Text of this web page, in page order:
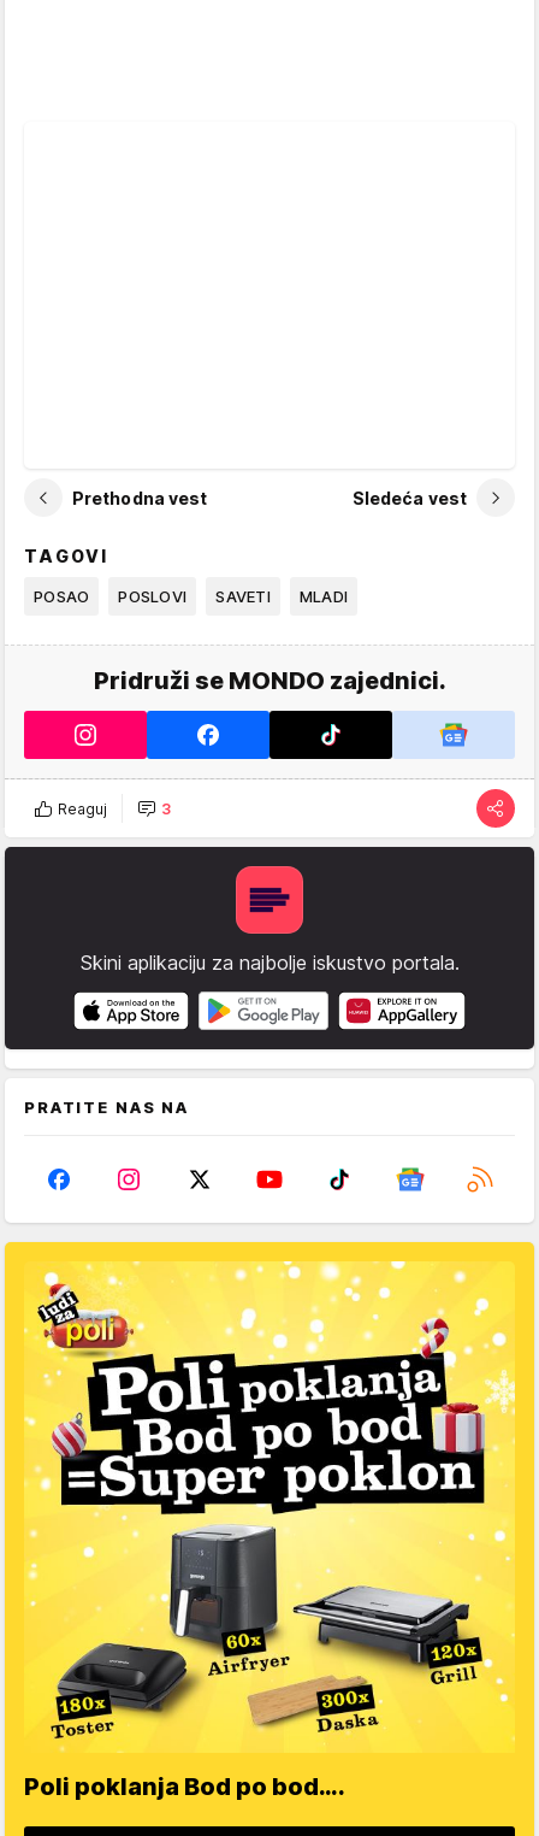
Prethodna vest Sledeća vest
TAGOVI
POSAO POSLOVI SAVETI MLADI
Pridruži se MONDO zajednici.
Reaguj 3
Skini aplikaciju za najbolje iskustvo portala.
PRATITE NAS NA
Poli poklanja Bod po bod….